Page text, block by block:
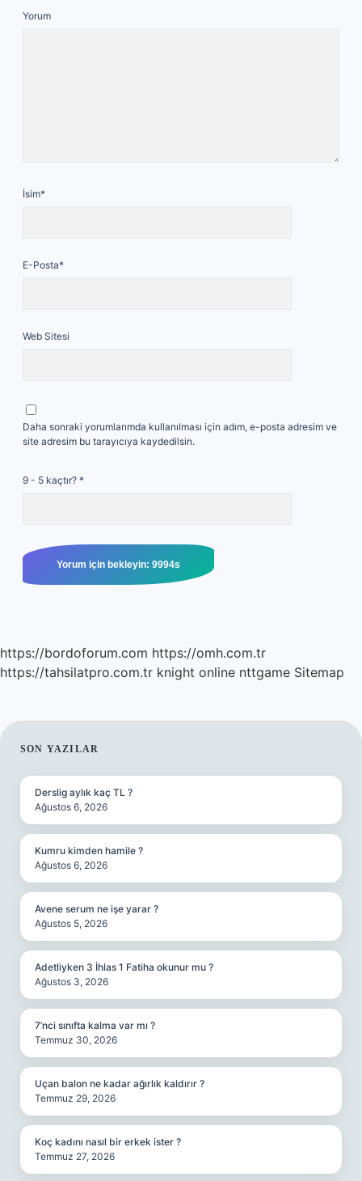
Yorum
İsim*
E-Posta*
Web Sitesi
Daha sonraki yorumlarımda kullanılması için adım, e-posta adresim ve
site adresim bu tarayıcıya kaydedilsin.
9 - 5 kaçtır? *
https://bordoforum.com https://omh.com.tr
https://tahsilatpro.com.tr knight online nttgame Sitemap
SIDEBAR
SON YAZILAR
Derslig aylık kaç TL ?
Ağustos 6, 2026
Kumru kimden hamile ?
Ağustos 6, 2026
Avene serum ne işe yarar ?
Ağustos 5, 2026
Adetliyken 3 İhlas 1 Fatiha okunur mu ?
Ağustos 3, 2026
7’nci sınıfta kalma var mı ?
Temmuz 30, 2026
Uçan balon ne kadar ağırlık kaldırır ?
Temmuz 29, 2026
Koç kadını nasıl bir erkek ister ?
Temmuz 27, 2026